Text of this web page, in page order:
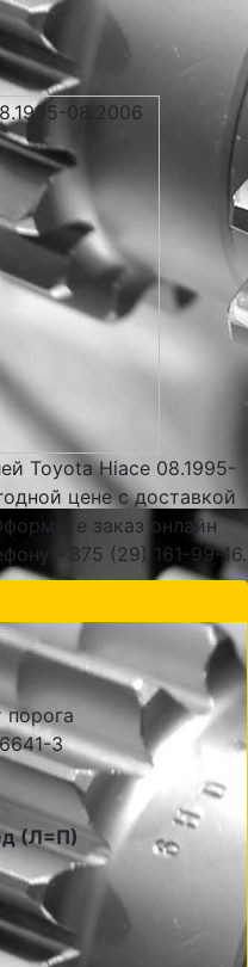
Toyota Hiace 08.1995-
цене с доставкой
заказ онлайн
+375 (29) 161-99-16.
(Л=П)